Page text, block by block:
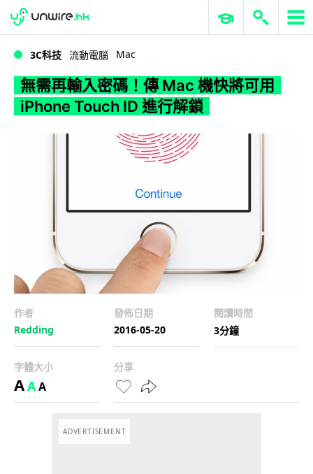
WWDC 2026 ERP 與商業 AI
3C科技 流動電腦 Mac
無需再輸入密碼！傳 Mac 機快將可用
iPhone Touch ID 進行解鎖
作者
Redding
發佈日期
2016-05-20
閱讀時間
3分鐘
字體大小
AAA
分享
ADVERTISEMENT